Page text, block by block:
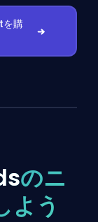
購
のニ
よう